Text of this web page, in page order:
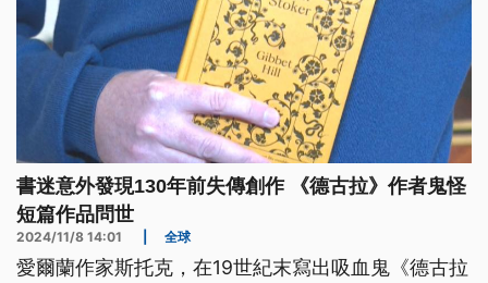
書迷意外發現130年前失傳創作 《德古拉》作者鬼怪
短篇作品問世
2024/11/8 14:01 全球
愛爾蘭作家斯托克，在19世紀末寫出吸血鬼《德古拉